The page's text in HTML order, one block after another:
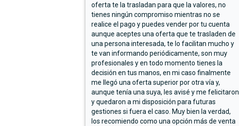
oferta te la trasladan para que la valores, no
tienes ningún compromiso mientras no se
realice el pago y puedes vender por tu cuenta
aunque aceptes una oferta que te trasladen de
una persona interesada, te lo facilitan mucho y
te van informando periódicamente, son muy
profesionales y en todo momento tienes la
decisión en tus manos, en mi caso finalmente
me llegó una oferta superior por otra vía y,
aunque tenía una suya, les avisé y me felicitaron
y quedaron a mi disposición para futuras
gestiones si fuera el caso. Muy bien la verdad,
los recomiendo como una opción más de venta